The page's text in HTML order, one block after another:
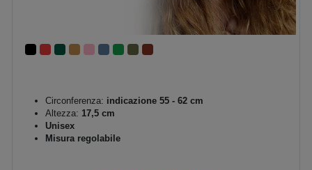
Circonferenza: indicazione 55 - 62 cm
Altezza: 17,5 cm
Unisex
Misura regolabile